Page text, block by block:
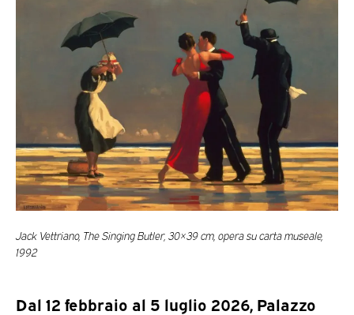
Jack Vettriano, The Singing Butler, 30×39 cm, opera su carta museale,
1992
Dal 12 febbraio al 5 luglio 2026, Palazzo